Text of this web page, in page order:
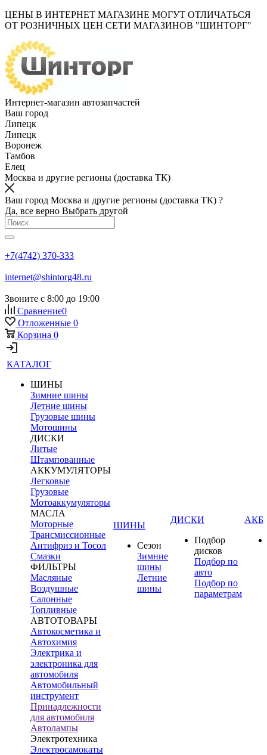
ЦЕНЫ В ИНТЕРНЕТ МАГАЗИНЕ МОГУТ ОТЛИЧАТЬСЯ
ОТ РОЗНИЧНЫХ ЦЕН СЕТИ МАГАЗИНОВ "ШИНТОРГ"
Интернет-магазин автозапчастей
Ваш город
Липецк
Липецк
Воронеж
Тамбов
Елец
Москва и другие регионы (доставка ТК)
Ваш город Москва и другие регионы (доставка ТК) ?
Да, все верно Выбрать другой
+7(4742) 370-333
internet@shintorg48.ru
Звоните с 8:00 до 19:00
Сравнение0
Отложенные 0
Корзина 0
КАТАЛОГ
ШИНЫ
Зимние шины
Летние шины
Грузовые шины
Мотошины
ДИСКИ
Литые
Штампованные
АККУМУЛЯТОРЫ
Легковые
Грузовые
Мотоаккумуляторы
МАСЛА
Моторные
Трансмиссионные
Антифриз и Тосол
Смазки
ФИЛЬТРЫ
Масляные
Воздушные
Салонные
Топливные
АВТОТОВАРЫ
Автокосметика и
Автохимия
Электрика и
электроника для
автомобиля
Автомобильный
инструмент
Принадлежности
для автомобиля
Автолампы
Электротехника
Электросамокаты
ШИНЫ
Сезон
Зимние
шины
Летние
шины
ДИСКИ
Подбор
дисков
Подбор по
авто
Подбор по
параметрам
АКБ